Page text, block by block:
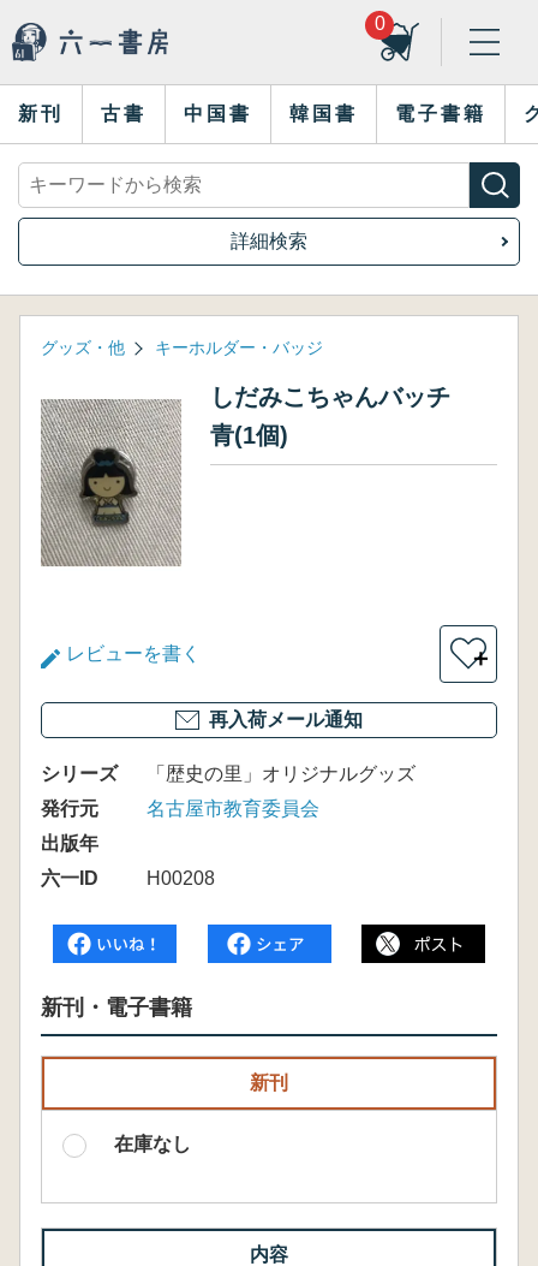
0
新刊 古書 中国書 韓国書 電子書籍
詳細検索
グッズ・他 キーホルダー・バッジ
しだみこちゃんバッチ
青(1個)
レビューを書く ＋
再入荷メール通知
シリーズ
「歴史の里」オリジナルグッズ
発行元
名古屋市教育委員会
出版年
六一ID
H00208
新刊・電子書籍
新刊
在庫なし
内容